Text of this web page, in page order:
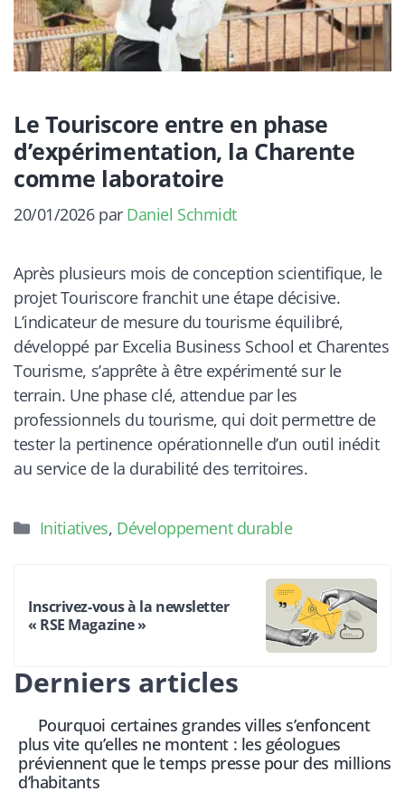
Le Touriscore entre en phase
d’expérimentation, la Charente
comme laboratoire
20/01/2026 par Daniel Schmidt
Après plusieurs mois de conception scientifique, le
projet Touriscore franchit une étape décisive.
L’indicateur de mesure du tourisme équilibré,
développé par Excelia Business School et Charentes
Tourisme, s’apprête à être expérimenté sur le
terrain. Une phase clé, attendue par les
professionnels du tourisme, qui doit permettre de
tester la pertinence opérationnelle d’un outil inédit
au service de la durabilité des territoires.
Catégories
Initiatives, Développement durable
Inscrivez-vous à la newsletter
« RSE Magazine »
Derniers articles
Pourquoi certaines grandes villes s’enfoncent
plus vite qu’elles ne montent : les géologues
préviennent que le temps presse pour des millions
d’habitants